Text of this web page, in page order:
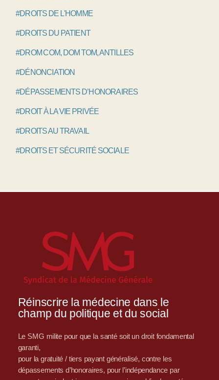
#DROITS DE L'HOMME
#DROITS DU PATIENT
#DROM COM, DOM TOM, ANTILLES
#DÉNONCIATION
#DÉPASSEMENTS D’HONORAIRES
#DROIT À LA VIE PRIVÉE
#DROITS AU TRAVAIL
#DROITS ET SÉCURITÉ SOCIALE
Réinscrire la médecine dans le
champ du politique et du social
Le SMG milite pour que la santé soit un droit fondamental
garanti,
pour la gratuité / tiers payant généralisé, contre les
dépassements d’honoraires, pour l’indépendance par